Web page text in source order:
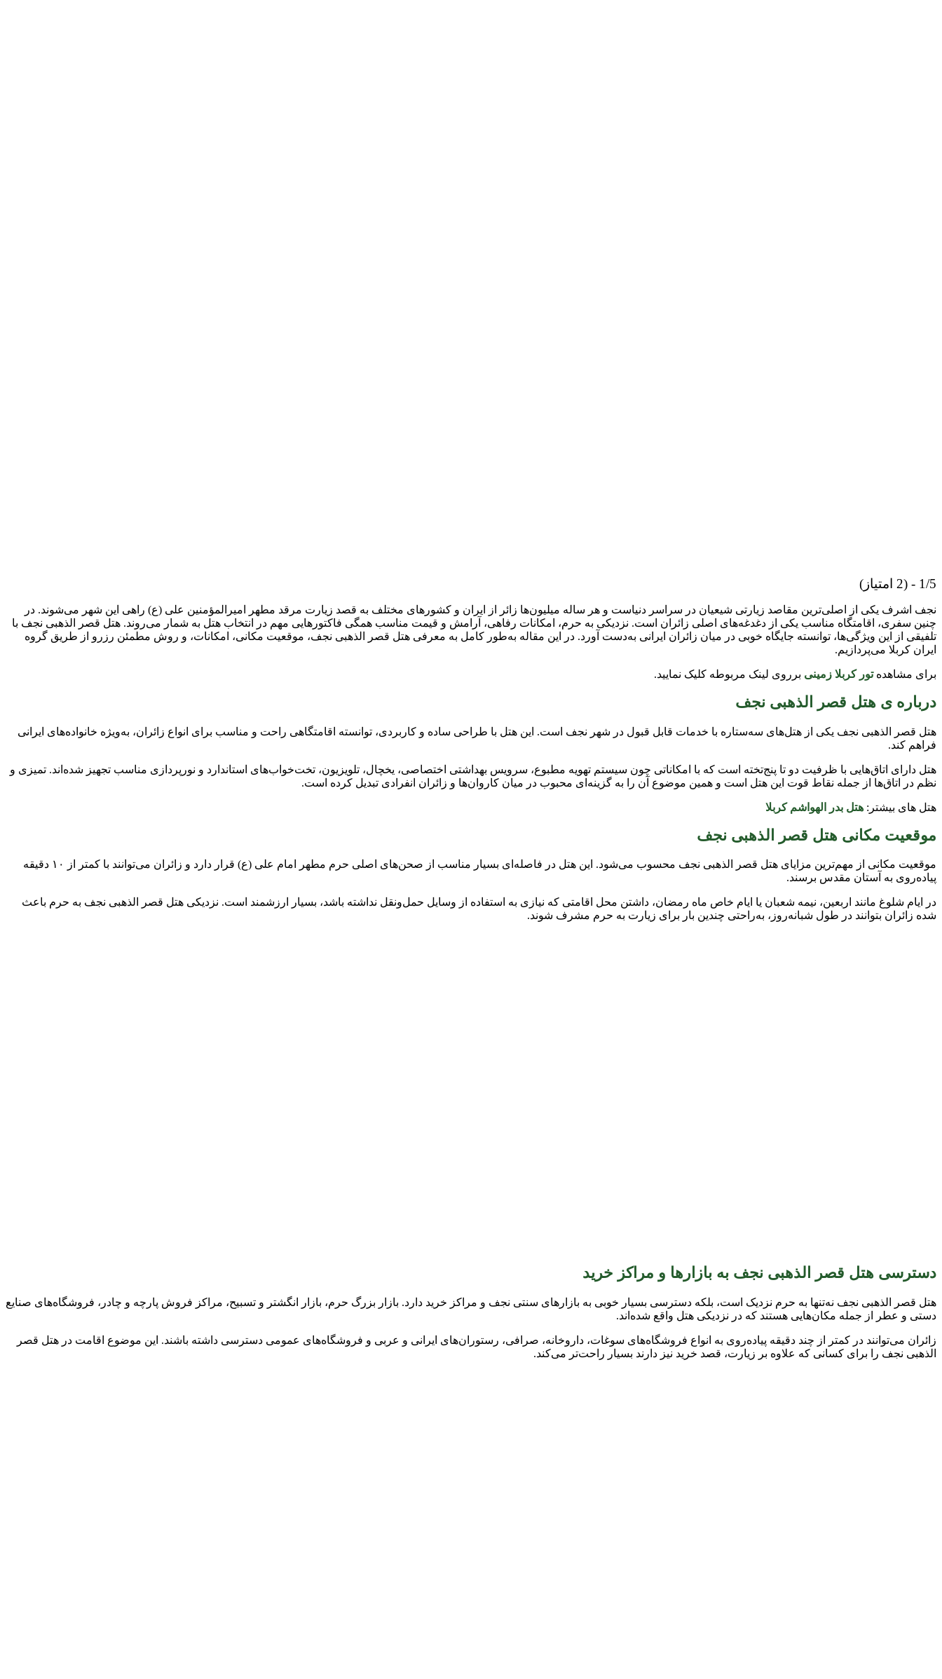
1/5 - (2 امتیاز)
نجف اشرف یکی از اصلی‌ترین مقاصد زیارتی شیعیان در سراسر دنیاست و هر ساله میلیون‌ها زائر از ایران و کشورهای مختلف به قصد زیارت مرقد مطهر امیرالمؤمنین علی (ع) راهی این شهر می‌شوند. در
چنین سفری، اقامتگاه مناسب یکی از دغدغه‌های اصلی زائران است. نزدیکی به حرم، امکانات رفاهی، آرامش و قیمت مناسب همگی فاکتورهایی مهم در انتخاب هتل به شمار می‌روند. هتل قصر الذهبی نجف با
تلفیقی از این ویژگی‌ها، توانسته جایگاه خوبی در میان زائران ایرانی به‌دست آورد. در این مقاله به‌طور کامل به معرفی هتل قصر الذهبی نجف، موقعیت مکانی، امکانات، و روش مطمئن رزرو از طریق گروه
ایران کربلا می‌پردازیم.
برای مشاهدهتور کربلا زمینی برروی لینک مربوطه کلیک نمایید.
درباره ی هتل قصر الذهبی نجف
هتل قصر الذهبی نجف یکی از هتل‌های سه‌ستاره با خدمات قابل قبول در شهر نجف است. این هتل با طراحی ساده و کاربردی، توانسته اقامتگاهی راحت و مناسب برای انواع زائران، به‌ویژه خانواده‌های ایرانی
فراهم کند.
هتل دارای اتاق‌هایی با ظرفیت دو تا پنج‌تخته است که با امکاناتی چون سیستم تهویه مطبوع، سرویس بهداشتی اختصاصی، یخچال، تلویزیون، تخت‌خواب‌های استاندارد و نورپردازی مناسب تجهیز شده‌اند. تمیزی و
نظم در اتاق‌ها از جمله نقاط قوت این هتل است و همین موضوع آن را به گزینه‌ای محبوب در میان کاروان‌ها و زائران انفرادی تبدیل کرده است.
هتل های بیشتر: هتل بدر الهواشم کربلا
موقعیت مکانی هتل قصر الذهبی نجف
موقعیت مکانی از مهم‌ترین مزایای هتل قصر الذهبی نجف محسوب می‌شود. این هتل در فاصله‌ای بسیار مناسب از صحن‌های اصلی حرم مطهر امام علی (ع) قرار دارد و زائران می‌توانند با کمتر از ۱۰ دقیقه
پیاده‌روی به آستان مقدس برسند.
در ایام شلوغ مانند اربعین، نیمه شعبان یا ایام خاص ماه رمضان، داشتن محل اقامتی که نیازی به استفاده از وسایل حمل‌ونقل نداشته باشد، بسیار ارزشمند است. نزدیکی هتل قصر الذهبی نجف به حرم باعث
شده زائران بتوانند در طول شبانه‌روز، به‌راحتی چندین بار برای زیارت به حرم مشرف شوند.
دسترسی هتل قصر الذهبی نجف به بازارها و مراکز خرید
هتل قصر الذهبی نجف نه‌تنها به حرم نزدیک است، بلکه دسترسی بسیار خوبی به بازارهای سنتی نجف و مراکز خرید دارد. بازار بزرگ حرم، بازار انگشتر و تسبیح، مراکز فروش پارچه و چادر، فروشگاه‌های صنایع
دستی و عطر از جمله مکان‌هایی هستند که در نزدیکی هتل واقع شده‌اند.
زائران می‌توانند در کمتر از چند دقیقه پیاده‌روی به انواع فروشگاه‌های سوغات، داروخانه، صرافی، رستوران‌های ایرانی و عربی و فروشگاه‌های عمومی دسترسی داشته باشند. این موضوع اقامت در هتل قصر
الذهبی نجف را برای کسانی که علاوه بر زیارت، قصد خرید نیز دارند بسیار راحت‌تر می‌کند.